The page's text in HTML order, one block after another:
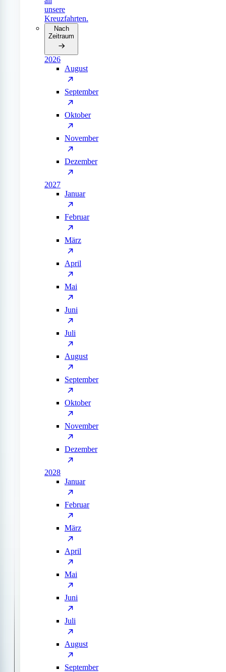
unsere
Kreuzfahrten.
Nach
Zeitraum
2026
August
September
Oktober
November
Dezember
2027
Januar
Februar
März
April
Mai
Juni
Juli
August
September
Oktober
November
Dezember
2028
Januar
Februar
März
April
Mai
Juni
Juli
August
September